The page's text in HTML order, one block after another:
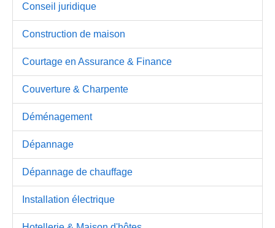
Conseil juridique
Construction de maison
Courtage en Assurance & Finance
Couverture & Charpente
Déménagement
Dépannage
Dépannage de chauffage
Installation électrique